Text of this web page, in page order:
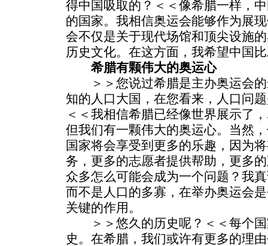
得中国吸取的？＜＜像希腊一样，
的国家。我相信奥运会能够作为展
会不仅是关于现代场馆和顶尖设施
历史文化。在这方面，我希望中国
希腊有颗伟大的奥运心
＞＞您说过希腊是主办奥运会的
知的人口大国，在您看来，人口问
＜＜我相信希腊已经像世界展示了
但我们有一颗伟大的奥运心。当然
国家将会享受到更多的乐趣，因为
务，更多的志愿者提供帮助，更多
众多怎么可能会成为一个问题？我
而不是人口的多寡，在举办奥运会
关键的作用。
＞＞悠久的历史呢？＜＜每个国
史。在希腊，我们或许有更多的理